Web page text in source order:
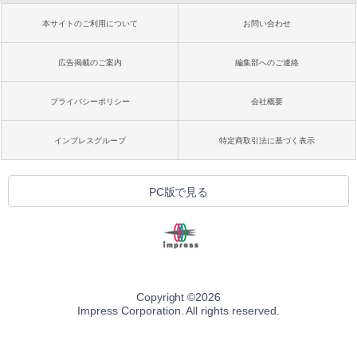
本サイトのご利用について お問い合わせ
広告掲載のご案内 編集部へのご連絡
プライバシーポリシー 会社概要
インプレスグループ 特定商取引法に基づく表示
PC版で見る
Copyright ©2026
Impress Corporation. All rights reserved.